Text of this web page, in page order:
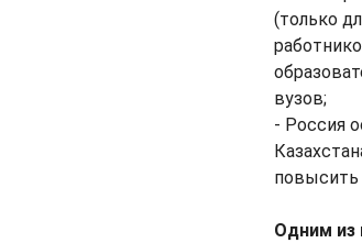
(только
вузов;
- Россия
повысить
Одним из